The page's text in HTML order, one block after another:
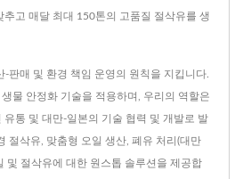
추고 매달 최대 150톤의 고품질 절삭유를 생
-판매 및 환경 책임 운영의 원칙을 지킵니다.
물 안정화 기술을 적용하며, 우리의 역할은
유통 및 대만-일본의 기술 협력 및 개발로 발
절삭유, 맞춤형 오일 생산, 폐유 처리(대만
및 절삭유에 대한 원스톱 솔루션을 제공합